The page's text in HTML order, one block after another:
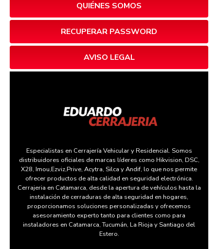
QUIÉNES SOMOS
RECUPERAR PASSWORD
AVISO LEGAL
Especialistas en Cerrajería Vehicular y Residencial. Somos
distribuidores oficiales de marcas líderes como Hikvision, DSC,
X28, Imou,Ezviz,Prive, Acytra, Silca y Andif, lo que nos permite
ofrecer productos de alta calidad en seguridad electrónica.
Cerrajeria en Catamarca, desde la apertura de vehículos hasta la
instalación de cerraduras de alta seguridad en hogares,
proporcionamos soluciones personalizadas y ofrecemos
asesoramiento experto tanto para clientes como para
instaladores en Catamarca, Tucumán, La Rioja y Santiago del
Estero.